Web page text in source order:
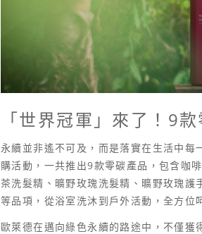
「世界冠軍」來了！9
永續並非遙不可及，而是落實在生活中
購活動，一共推出9款零碳產品，包含咖
茶洗髮精、曠野玫瑰洗髮精、曠野玫瑰護
等品項，從浴室洗沐到戶外活動，全方位
歐萊德在邁向綠色永續的路途中，不僅